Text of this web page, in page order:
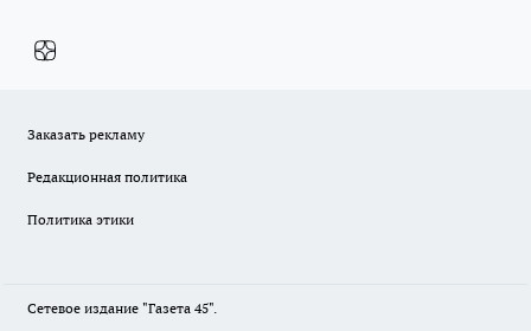
Заказать рекламу
Редакционная политика
Политика этики
Сетевое издание "Газета 45".